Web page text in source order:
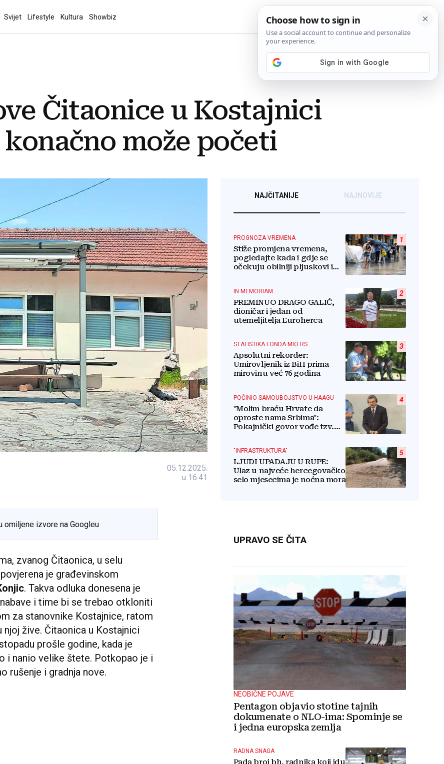
Svijet Lifestyle Kultura Showbiz
Čitaonice u Kostajnici
može početi
05.12.2025.
u 16:41
omiljene izvore na Googleu
zvanog Čitaonica, u selu
povjerena je građevinskom
. Takva odluka donesena je
i time bi se trebao otkloniti
za stanovnike Kostajnice, ratom
žive. Čitaonica u Kostajnici
prošle godine, kada je
i nanio velike štete. Potkopao je i
rušenje i gradnja nove.
NAJČITANIJE NAJNOVIJE
1
PROGNOZA VREMENA
Stiže promjena vremena,
pogledajte kada i gdje se
očekuju obilniji pljuskovi i
2
IN MEMORIAM
PREMINUO DRAGO GALIĆ,
dioničar i jedan od
utemeljitelja Euroherca
3
STATISTIKA FONDA MIO RS
Apsolutni rekorder:
Umirovljenik iz BiH prima
mirovinu već 76 godina
4
POČINIO SAMOUBOJSTVO U HAAGU
"Molim braću Hrvate da
oproste nama Srbima":
Pokajnički govor vođe tzv.
5
"INFRASTRUKTURA"
LJUDI UPADAJU U RUPE:
Ulaz u najveće hercegovačko
selo mjesecima je noćna mora
UPRAVO SE ČITA
NEOBIČNE POJAVE
Pentagon objavio stotine tajnih
dokumenate o NLO-ima: Spominje se
i jedna europska zemlja
RADNA SNAGA
Pada broj bh. radnika koji idu